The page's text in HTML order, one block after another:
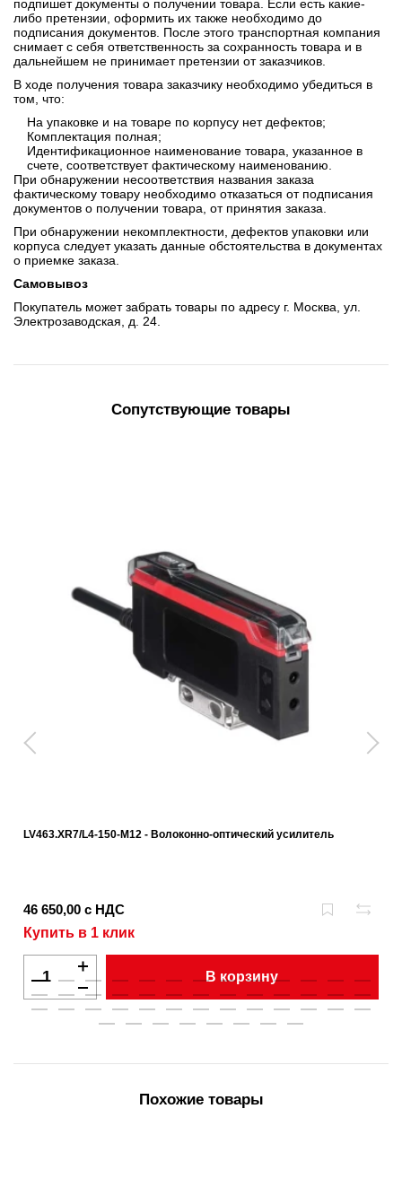
подпишет документы о получении товара. Если есть какие-
либо претензии, оформить их также необходимо до
подписания документов. После этого транспортная компания
снимает с себя ответственность за сохранность товара и в
дальнейшем не принимает претензии от заказчиков.
В ходе получения товара заказчику необходимо убедиться в
том, что:
На упаковке и на товаре по корпусу нет дефектов;
Комплектация полная;
Идентификационное наименование товара, указанное в
счете, соответствует фактическому наименованию.
При обнаружении несоответствия названия заказа
фактическому товару необходимо отказаться от подписания
документов о получении товара, от принятия заказа.
При обнаружении некомплектности, дефектов упаковки или
корпуса следует указать данные обстоятельства в документах
о приемке заказа.
Самовывоз
Покупатель может забрать товары по адресу г. Москва, ул.
Электрозаводская, д. 24.
Сопутствующие товары
LV463.XR7/L4-150-M12 - Волоконно-оптический усилитель
46 650,00 с НДС
Купить в 1 клик
В корзину
Похожие товары